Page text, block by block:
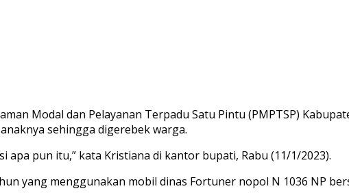
Modal dan Pelayanan Terpadu Satu Pintu (PMPTSP)
sehingga digerebek warga.
apa pun itu,” kata Kristiana di kantor bupati, Rabu (11/1/2023).
yang menggunakan mobil dinas Fortuner nopol N 1036 NP